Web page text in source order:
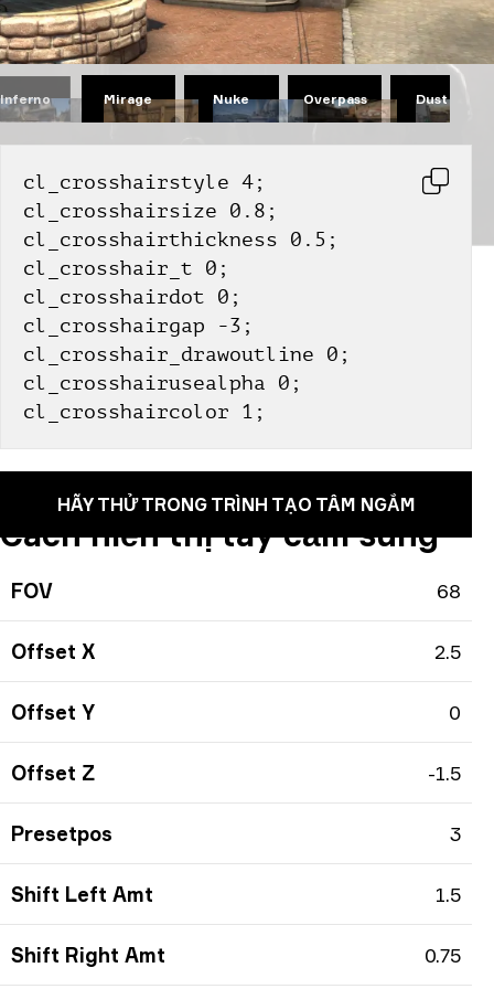
Inferno Mirage Nuke Overpass Dust II
cl_crosshairstyle 4;
cl_crosshairsize 0.8;
cl_crosshairthickness 0.5;
cl_crosshair_t 0;
cl_crosshairdot 0;
cl_crosshairgap -3;
cl_crosshair_drawoutline 0;
cl_crosshairusealpha 0;
cl_crosshaircolor 1;
HÃY THỬ TRONG TRÌNH TẠO TÂM NGẮM
Cách hiển thị tay cầm súng
FOV 68
Offset X 2.5
Offset Y 0
Offset Z -1.5
Presetpos 3
Shift Left Amt 1.5
Shift Right Amt 0.75